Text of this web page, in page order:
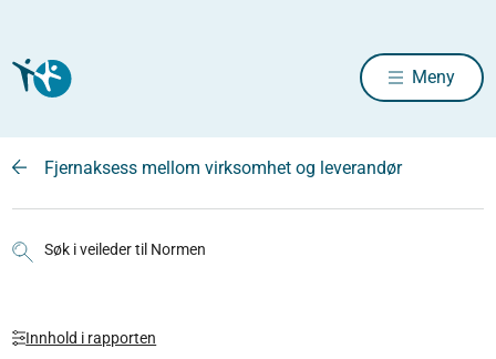
Meny
Fjernaksess mellom virksomhet og leverandør
Søk i veileder til Normen
Innhold i rapporten